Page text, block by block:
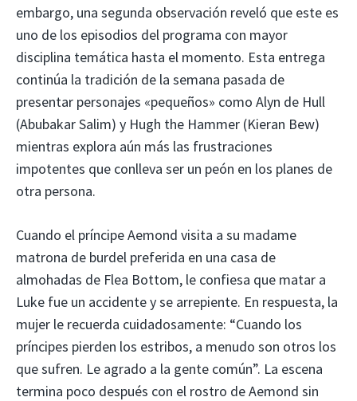
embargo, una segunda observación reveló que este es
uno de los episodios del programa con mayor
disciplina temática hasta el momento. Esta entrega
continúa la tradición de la semana pasada de
presentar personajes «pequeños» como Alyn de Hull
(Abubakar Salim) y Hugh the Hammer (Kieran Bew)
mientras explora aún más las frustraciones
impotentes que conlleva ser un peón en los planes de
otra persona.
Cuando el príncipe Aemond visita a su madame
matrona de burdel preferida en una casa de
almohadas de Flea Bottom, le confiesa que matar a
Luke fue un accidente y se arrepiente. En respuesta, la
mujer le recuerda cuidadosamente: “Cuando los
príncipes pierden los estribos, a menudo son otros los
que sufren. Le agrado a la gente común”. La escena
termina poco después con el rostro de Aemond sin